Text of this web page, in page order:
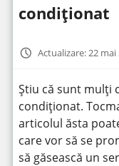
i
t
condiționat
Actualizare: 22 mai
Știu că sunt mulți
condiționat.
articolul ăsta
care vor să se
să găsească un